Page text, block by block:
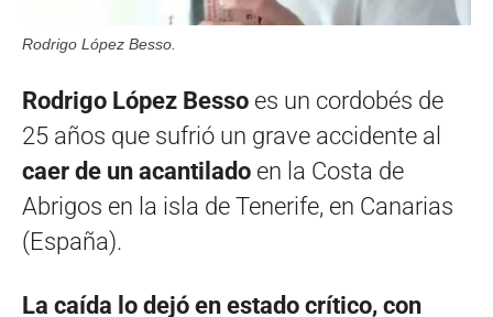
Rodrigo López Besso.
Rodrigo López Besso es un cordobés de
25 años que sufrió un grave accidente al
caer de un acantilado en la Costa de
Abrigos en la isla de Tenerife, en Canarias
(España).
La caída lo dejó en estado crítico, con